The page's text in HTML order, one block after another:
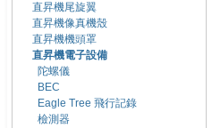
直昇機尾旋翼
直昇機像真機殼
直昇機機頭罩
直昇機電子設備
陀螺儀
BEC
Eagle Tree 飛行記錄
檢測器